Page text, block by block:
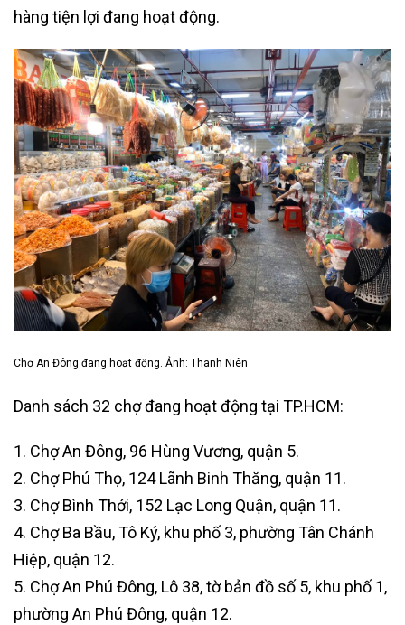
hàng tiện lợi đang hoạt động.
Chợ An Đông đang hoạt động. Ảnh: Thanh Niên
Danh sách 32 chợ đang hoạt động tại TP.HCM:
1. Chợ An Đông, 96 Hùng Vương, quận 5.
2. Chợ Phú Thọ, 124 Lãnh Binh Thăng, quận 11.
3. Chợ Bình Thới, 152 Lạc Long Quận, quận 11.
4. Chợ Ba Bầu, Tô Ký, khu phố 3, phường Tân Chánh
Hiệp, quận 12.
5. Chợ An Phú Đông, Lô 38, tờ bản đồ số 5, khu phố 1,
phường An Phú Đông, quận 12.